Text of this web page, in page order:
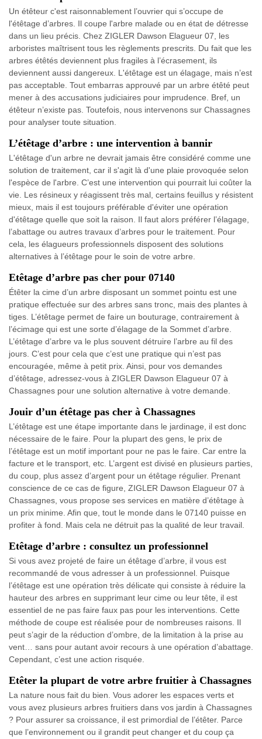
Un étêteur c'est raisonnablement l’ouvrier qui s’occupe de
l'étêtage d’arbres. Il coupe l'arbre malade ou en état de détresse
dans un lieu précis. Chez ZIGLER Dawson Elagueur 07, les
arboristes maîtrisent tous les règlements prescrits. Du fait que les
arbres étêtés deviennent plus fragiles à l’écrasement, ils
deviennent aussi dangereux. L'étêtage est un élagage, mais n’est
pas acceptable. Tout embarras approuvé par un arbre étêté peut
mener à des accusations judiciaires pour imprudence. Bref, un
étêteur n’existe pas. Toutefois, nous intervenons sur Chassagnes
pour analyser toute situation.
L’étêtage d’arbre : une intervention à bannir
L'étêtage d'un arbre ne devrait jamais être considéré comme une
solution de traitement, car il s'agit là d'une plaie provoquée selon
l'espèce de l'arbre. C’est une intervention qui pourrait lui coûter la
vie. Les résineux y réagissent très mal, certains feuillus y résistent
mieux, mais il est toujours préférable d'éviter une opération
d'étêtage quelle que soit la raison. Il faut alors préférer l’élagage,
l’abattage ou autres travaux d’arbres pour le traitement. Pour
cela, les élagueurs professionnels disposent des solutions
alternatives à l’étêtage pour le soin de votre arbre.
Etêtage d’arbre pas cher pour 07140
Étêter la cime d’un arbre disposant un sommet pointu est une
pratique effectuée sur des arbres sans tronc, mais des plantes à
tiges. L’étêtage permet de faire un bouturage, contrairement à
l’écimage qui est une sorte d’élagage de la Sommet d’arbre.
L’étêtage d’arbre va le plus souvent détruire l’arbre au fil des
jours. C’est pour cela que c’est une pratique qui n’est pas
encouragée, même à petit prix. Ainsi, pour vos demandes
d’étêtage, adressez-vous à ZIGLER Dawson Elagueur 07 à
Chassagnes pour une solution alternative à votre demande.
Jouir d’un étêtage pas cher à Chassagnes
L’étêtage est une étape importante dans le jardinage, il est donc
nécessaire de le faire. Pour la plupart des gens, le prix de
l’étêtage est un motif important pour ne pas le faire. Car entre la
facture et le transport, etc. L’argent est divisé en plusieurs parties,
du coup, plus assez d’argent pour un étêtage régulier. Prenant
conscience de ce cas de figure, ZIGLER Dawson Elagueur 07 à
Chassagnes, vous propose ses services en matière d’étêtage à
un prix minime. Afin que, tout le monde dans le 07140 puisse en
profiter à fond. Mais cela ne détruit pas la qualité de leur travail.
Etêtage d’arbre : consultez un professionnel
Si vous avez projeté de faire un étêtage d’arbre, il vous est
recommandé de vous adresser à un professionnel. Puisque
l’étêtage est une opération très délicate qui consiste à réduire la
hauteur des arbres en supprimant leur cime ou leur tête, il est
essentiel de ne pas faire faux pas pour les interventions. Cette
méthode de coupe est réalisée pour de nombreuses raisons. Il
peut s’agir de la réduction d’ombre, de la limitation à la prise au
vent… sans pour autant avoir recours à une opération d’abattage.
Cependant, c’est une action risquée.
Etêter la plupart de votre arbre fruitier à Chassagnes
La nature nous fait du bien. Vous adorer les espaces verts et
vous avez plusieurs arbres fruitiers dans vos jardin à Chassagnes
? Pour assurer sa croissance, il est primordial de l’étêter. Parce
que l’environnement ou il grandit peut changer et du coup ça